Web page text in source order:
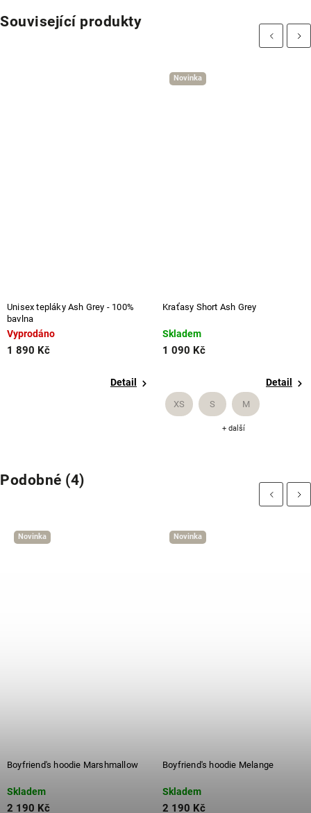
Související produkty
Previous
Unisex tepláky Ash Grey - 100%
bavlna
Vyprodáno
1 890 Kč
Detail
Novinka
Kraťasy Short Ash Grey
Skladem
1 090 Kč
Detail
XS S M
+ další
Next
Podobné (4)
Previous
Novinka
Boyfriend's hoodie Marshmallow
Skladem
2 190 Kč
Novinka
Boyfriend's hoodie Melange
Skladem
2 190 Kč
Next